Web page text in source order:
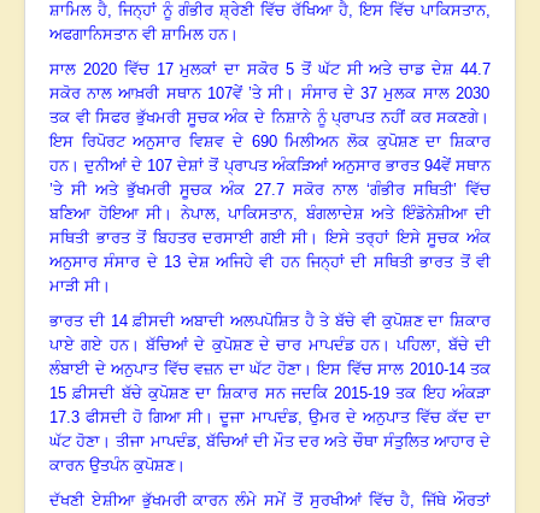
ਸ਼ਾਮਿਲ ਹੈ, ਜਿਨ੍ਹਾਂ ਨੂੰ ਗੰਭੀਰ ਸ਼੍ਰੇਣੀ ਵਿੱਚ ਰੱਖਿਆ ਹੈ,ਇਸ ਵਿੱਚ ਪਾਕਿਸਤਾਨ,
ਅਫਗਾਨਿਸਤਾਨ ਵੀ ਸ਼ਾਮਿਲ ਹਨ।
ਸਾਲ 2020ਵਿੱਚ 17ਮੁਲਕਾਂ ਦਾ ਸਕੋਰ5 ਤੋਂ ਘੱਟ ਸੀ ਅਤੇ ਚਾਡ ਦੇਸ਼44.7
ਸਕੋਰ ਨਾਲ ਆਖ਼ਰੀ ਸਥਾਨ 107ਵੇਂ ’ਤੇ ਸੀ। ਸੰਸਾਰ ਦੇ37 ਮੁਲਕ ਸਾਲ 2030
ਤਕ ਵੀ ਸਿਫਰ ਭੁੱਖਮਰੀ ਸੂਚਕ ਅੰਕ ਦੇ ਨਿਸ਼ਾਨੇ ਨੂੰ ਪ੍ਰਾਪਤ ਨਹੀਂ ਕਰ ਸਕਣਗੇ।
ਇਸ ਰਿਪੋਰਟ ਅਨੁਸਾਰ ਵਿਸ਼ਵ ਦੇ 690ਮਿਲੀਅਨ ਲੋਕ ਕੁਪੋਸ਼ਣ ਦਾ ਸ਼ਿਕਾਰ
ਹਨ।ਦੁਨੀਆਂ ਦੇ 107 ਦੇਸ਼ਾਂ ਤੋਂ ਪ੍ਰਾਪਤ ਅੰਕੜਿਆਂ ਅਨੁਸਾਰ ਭਾਰਤ 94ਵੇਂ ਸਥਾਨ
’ਤੇ ਸੀ ਅਤੇ ਭੁੱਖਮਰੀ ਸੂਚਕ ਅੰਕ 27.7ਸਕੋਰ ਨਾਲ ‘ਗੰਭੀਰ ਸਥਿਤੀ’ ਵਿੱਚ
ਬਣਿਆ ਹੋਇਆ ਸੀ। ਨੇਪਾਲ, ਪਾਕਿਸਤਾਨ, ਬੰਗਲਾਦੇਸ਼ ਅਤੇ ਇੰਡੋਨੇਸ਼ੀਆ ਦੀ
ਸਥਿਤੀ ਭਾਰਤ ਤੋਂ ਬਿਹਤਰ ਦਰਸਾਈ ਗਈ ਸੀ।ਇਸੇ ਤਰ੍ਹਾਂ ਇਸੇ ਸੂਚਕ ਅੰਕ
ਅਨੁਸਾਰ ਸੰਸਾਰ ਦੇ 13 ਦੇਸ਼ ਅਜਿਹੇ ਵੀ ਹਨ ਜਿਨ੍ਹਾਂ ਦੀ ਸਥਿਤੀ ਭਾਰਤ ਤੋਂ ਵੀ
ਮਾੜੀ ਸੀ।
ਭਾਰਤ ਦੀ 14ਫ਼ੀਸਦੀ ਅਬਾਦੀ ਅਲਪਪੋਸ਼ਿਤ ਹੈ ਤੇ ਬੱਚੇ ਵੀ ਕੁਪੋਸ਼ਣ ਦਾ ਸ਼ਿਕਾਰ
ਪਾਏ ਗਏ ਹਨ। ਬੱਚਿਆਂ ਦੇ ਕੁਪੋਸ਼ਣ ਦੇ ਚਾਰ ਮਾਪਦੰਡ ਹਨ।ਪਹਿਲਾ, ਬੱਚੇ ਦੀ
ਲੰਬਾਈ ਦੇ ਅਨੁਪਾਤ ਵਿੱਚ ਵਜ਼ਨ ਦਾ ਘੱਟ ਹੋਣਾ। ਇਸ ਵਿੱਚ ਸਾਲ 2010-14ਤਕ
15 ਫ਼ੀਸਦੀ ਬੱਚੇ ਕੁਪੋਸ਼ਣ ਦਾ ਸ਼ਿਕਾਰ ਸਨ ਜਦਕਿ2015-19 ਤਕ ਇਹ ਅੰਕੜਾ
17.3 ਫੀਸਦੀ ਹੋ ਗਿਆ ਸੀ।ਦੂਜਾ ਮਾਪਦੰਡ, ਉਮਰ ਦੇ ਅਨੁਪਾਤ ਵਿੱਚ ਕੱਦ ਦਾ
ਘੱਟ ਹੋਣਾ ।ਤੀਜਾ ਮਾਪਦੰਡ, ਬੱਚਿਆਂ ਦੀ ਮੌਤ ਦਰ ਅਤੇ ਚੌਥਾ ਸੰਤੁਲਿਤ ਆਹਾਰ ਦੇ
ਕਾਰਨ ਉਤਪੰਨ ਕੁਪੋਸ਼ਣ।
ਦੱਖਣੀ ਏਸ਼ੀਆ ਭੁੱਖਮਰੀ ਕਾਰਨ ਲੰਮੇ ਸਮੇਂ ਤੋਂ ਸੁਰਖੀਆਂ ਵਿੱਚ ਹੈ, ਜਿੱਥੇ ਔਰਤਾਂ